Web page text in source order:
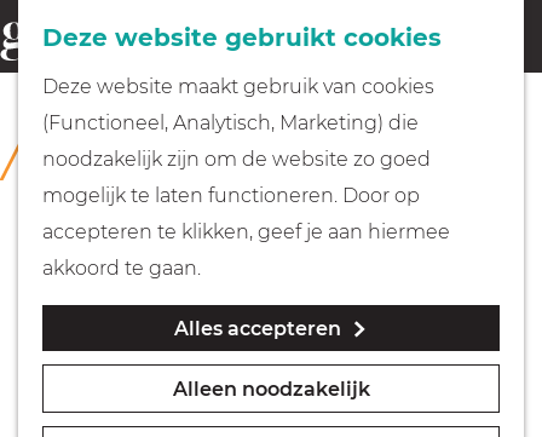
Deze website gebruikt cookies
Deze website maakt gebruik van cookies
(Functioneel, Analytisch, Marketing) die
noodzakelijk zijn om de website zo goed
mogelijk te laten functioneren. Door op
accepteren te klikken, geef je aan hiermee
akkoord te gaan.
Alles accepteren
Alleen noodzakelijk
G
a
Fietsen
Wandelen
Geocachen
Naar het museum
o
e
k
e
n
COLLECTIE
Huizer Museum